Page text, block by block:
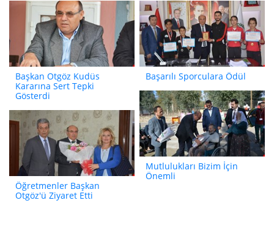
Başkan Otgöz Kudüs
Kararına Sert Tepki
Gösterdi
Başarılı Sporculara Ödül
Mutlulukları Bizim İçin
Önemli
Öğretmenler Başkan
Otgöz'ü Ziyaret Etti